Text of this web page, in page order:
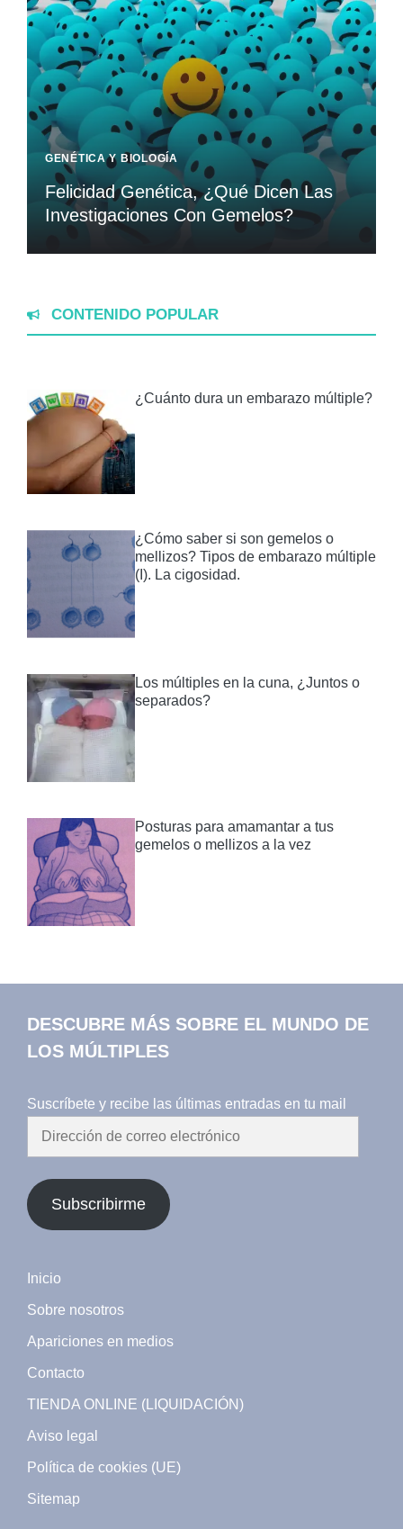
GENÉTICA Y BIOLOGÍA
Felicidad Genética, ¿Qué Dicen Las
Investigaciones Con Gemelos?
CONTENIDO POPULAR
¿Cuánto dura un embarazo múltiple?
¿Cómo saber si son gemelos o
mellizos? Tipos de embarazo múltiple
(I). La cigosidad.
Los múltiples en la cuna, ¿Juntos o
separados?
Posturas para amamantar a tus
gemelos o mellizos a la vez
DESCUBRE MÁS SOBRE EL MUNDO DE
LOS MÚLTIPLES
Suscríbete y recibe las últimas entradas en tu mail
Dirección
correo
electrónico
Subscribirme
Inicio
Sobre nosotros
Apariciones en medios
Contacto
TIENDA ONLINE (LIQUIDACIÓN)
Aviso legal
Política de cookies (UE)
Sitemap